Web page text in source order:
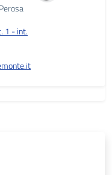
1 - int.